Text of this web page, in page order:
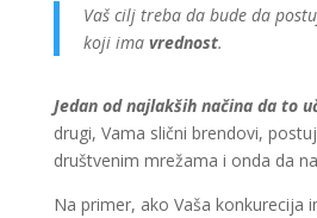
Vaš cilj treba da bude da
koji ima vrednost.
Jedan od najlakših načina da to
drugi, Vama slični brendovi,
društvenim mrežama i onda da
Na primer, ako Vaša konkurecija